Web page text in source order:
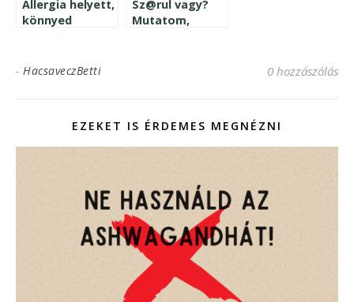
Allergia helyett,
könnyed
Sz@rul vagy?
Mutatom,
- HacsaveczBetti 0 hozzászólás
EZEKET IS ÉRDEMES MEGNÉZNI